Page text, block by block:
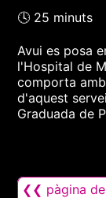
🕓 25 minuts
Avui es posa
l'Hospital de
comporta
d'aquest
Graduada de
❮❮ pàgina